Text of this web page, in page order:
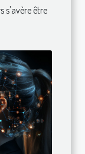
s'avère être